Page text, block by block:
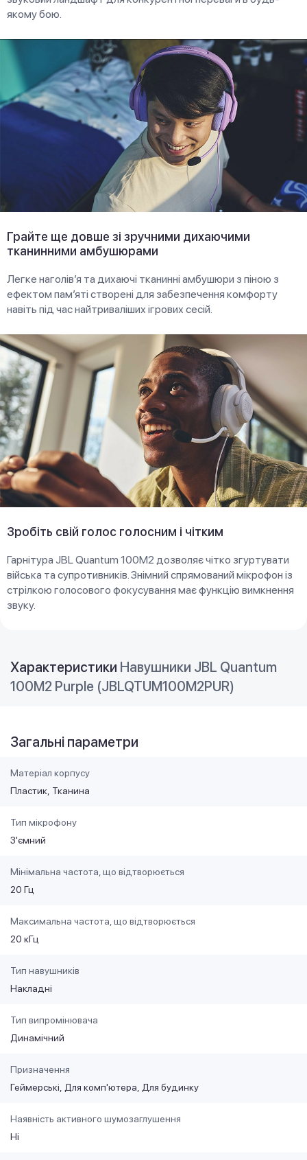
якому бою.
Грайте ще довше зі зручними дихаючими
тканинними амбушюрами
Легке наголів’я та дихаючі тканинні амбушюри з піною з
ефектом пам’яті створені для забезпечення комфорту
навіть під час найтриваліших ігрових сесій.
Зробіть свій голос голосним і чітким
Гарнітура JBL Quantum 100M2 дозволяє чітко згуртувати
війська та супротивників. Знімний спрямований мікрофон із
стрілкою голосового фокусування має функцію вимкнення
звуку.
Характеристики Навушники JBL Quantum
100M2 Purple (JBLQTUM100M2PUR)
Загальні параметри
Матеріал корпусу
Пластик Тканина
Тип мікрофону
З'ємний
Мінімальна частота, що відтворюється
20 Гц
Максимальна частота, що відтворюється
20 кГц
Тип навушників
Накладні
Тип випромінювача
Динамічний
Призначення
Геймерські
Для комп'ютера Для будинку
Наявність активного шумозаглушення
Ні